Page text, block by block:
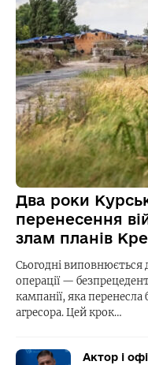
Два роки
перенесення
злам планів
Сьогодні виповнюється
операції —
кампанії, яка
агресора. Цей крок…
Актор і